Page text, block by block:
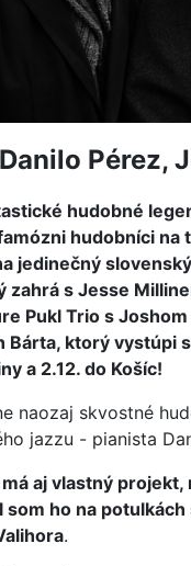
Pérez,
hudobné
hudobníci
jedinečný
s Jesse
Pukl Trio s
Bárta, ktorý
a 2.12. do Košíc!
naozaj skvostné
jazzu - pianista
aj vlastný
ho na
.